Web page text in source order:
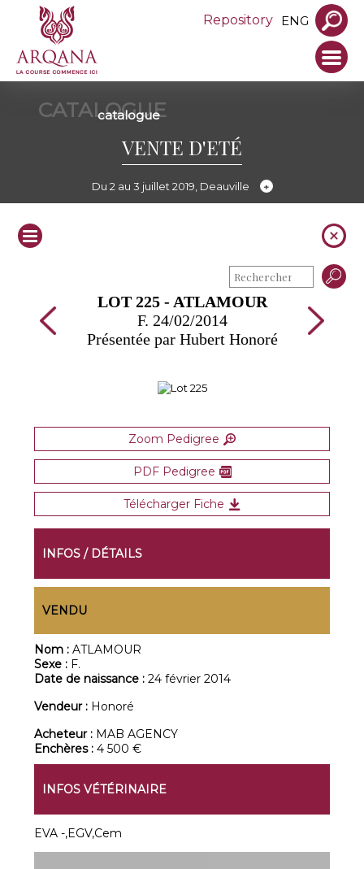
Repository ENG
CATALOGUE
catalogue
VENTE D'ETÉ
Du 2 au 3 juillet 2019, Deauville
LOT 225 - ATLAMOUR
F. 24/02/2014
Présentée par Hubert Honoré
Zoom Pedigree
PDF Pedigree
Télécharger Fiche
INFOS / DÉTAILS
VENDU
Nom :ATLAMOUR
Sexe : F.
Date de naissance :24 février 2014
Vendeur : Honoré
Acheteur : MAB AGENCY
Enchères :4 500 €
INFOS VÉTÉRINAIRE
EVA -,EGV,Cem